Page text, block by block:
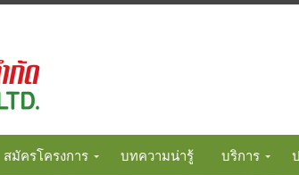
สมัครโครงการ บทความน่ารู้ บริการ